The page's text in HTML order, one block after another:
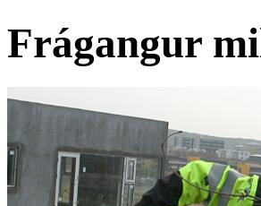
Frágangur